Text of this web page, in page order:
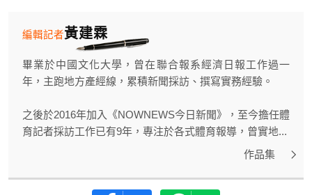
黃建霖
編輯記者
畢業於中國文化大學，曾在聯合報系經濟日報工作過一
年，主跑地方產經線，累積新聞採訪、撰寫實務經驗。
之後於2016年加入《NOWNEWS今日新聞》，至今擔任體
育記者採訪工作已有9年，專注於各式體育報導，曾實地...
作品集